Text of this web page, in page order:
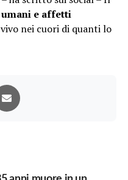
e affetti
nei cuori di quanti lo